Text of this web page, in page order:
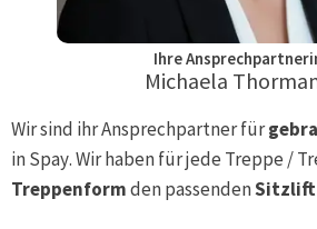
Ihre
Michaela
Wir sind ihr Ansprechpartner für
inSpay. Wir haben für jede Treppe /
Treppenformden passendenSitzlift